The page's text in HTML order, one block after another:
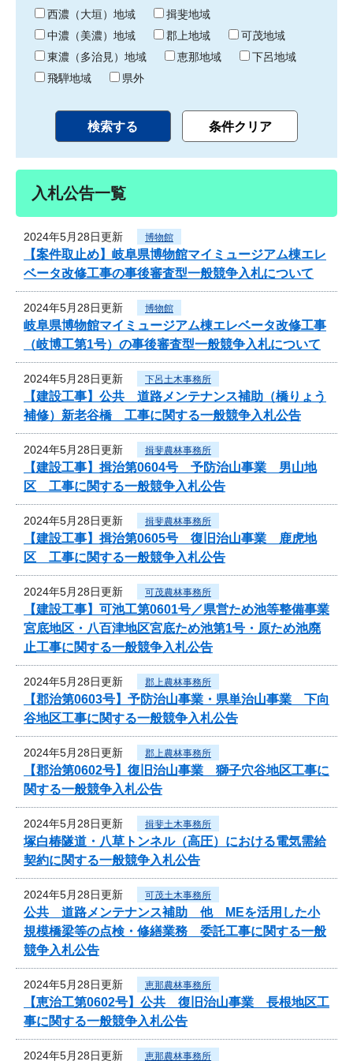
り 西濃（大垣）地域
揖斐地域
中濃（美濃）地域
郡上地域
可茂地域
東濃（多治見）地域
恵那地域
下呂地域
飛騨地域
県外
入札公告一覧
2024年5月28日更新 博物館
【案件取止め】岐阜県博物館マイミュージアム棟エレ
ベータ改修工事の事後審査型一般競争入札について
2024年5月28日更新 博物館
岐阜県博物館マイミュージアム棟エレベータ改修工事
（岐博工第1号）の事後審査型一般競争入札について
2024年5月28日更新 下呂土木事務所
【建設工事】公共 道路メンテナンス補助（橋りょう
補修）新老谷橋 工事に関する一般競争入札公告
2024年5月28日更新 揖斐農林事務所
【建設工事】揖治第0604号 予防治山事業 男山地
区 工事に関する一般競争入札公告
2024年5月28日更新 揖斐農林事務所
【建設工事】揖治第0605号 復旧治山事業 鹿虎地
区 工事に関する一般競争入札公告
2024年5月28日更新 可茂農林事務所
【建設工事】可池工第0601号／県営ため池等整備事業
宮底地区・八百津地区宮底ため池第1号・原ため池廃
止工事に関する一般競争入札公告
2024年5月28日更新 郡上農林事務所
【郡治第0603号】予防治山事業・県単治山事業 下向
谷地区工事に関する一般競争入札公告
2024年5月28日更新 郡上農林事務所
【郡治第0602号】復旧治山事業 獅子穴谷地区工事に
関する一般競争入札公告
2024年5月28日更新 揖斐土木事務所
塚白椿隧道・八草トンネル（高圧）における電気需給
契約に関する一般競争入札公告
2024年5月28日更新 可茂土木事務所
公共 道路メンテナンス補助 他 MEを活用した小
規模橋梁等の点検・修繕業務 委託工事に関する一般
競争入札公告
2024年5月28日更新 恵那農林事務所
【恵治工第0602号】公共 復旧治山事業 長根地区工
事に関する一般競争入札公告
2024年5月28日更新 恵那農林事務所